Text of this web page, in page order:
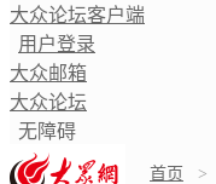
大众论坛客户端
用户登录
大众邮箱
大众论坛
无障碍
首页 >